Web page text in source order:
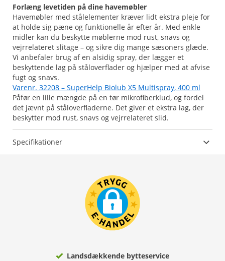
Forlæng levetiden på dine havemøbler
Havemøbler med stålelementer kræver lidt ekstra pleje for
at holde sig pæne og funktionelle år efter år. Med enkle
midler kan du beskytte møblerne mod rust, snavs og
vejrrelateret slitage – og sikre dig mange sæsoners glæde.
Vi anbefaler brug af en alsidig spray, der lægger et
beskyttende lag på ståloverflader og hjælper med at afvise
fugt og snavs.
Varenr. 32208 – SuperHelp Biolub X5 Multispray, 400 ml
Påfør en lille mængde på en tør mikrofiberklud, og fordel
det jævnt på ståloverfladerne. Det giver et ekstra lag, der
Specifikationer
Landsdækkende bytteservice